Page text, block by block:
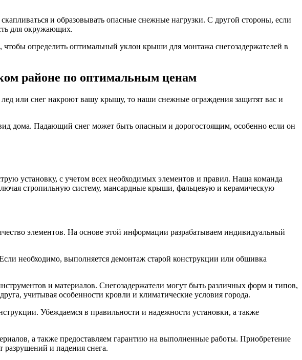
и образовывать опасные снежные нагрузки. С другой стороны, если
для окружающих.
чтобы определить оптимальный уклон крыши для монтажа снегозадержателей в
районе по оптимальным ценам
или снег накроют вашу крышу, то наши снежные ограждения защитят вас и
дома. Падающий снег может быть опасным и дорогостоящим, особенно если он
установку, с учетом всех необходимых элементов и правил. Наша команда
стропильную систему, мансардные крыши, фальцевую и керамическую
элементов. На основе этой информации разрабатываем индивидуальный
необходимо, выполняется демонтаж старой конструкции или обшивка
и материалов. Снегозадержатели могут быть различных форм и типов,
учитывая особенности кровли и климатические условия города.
Убеждаемся в правильности и надежности установки, а также
а также предоставляем гарантию на выполненные работы. Приобретение
разрушений и падения снега.